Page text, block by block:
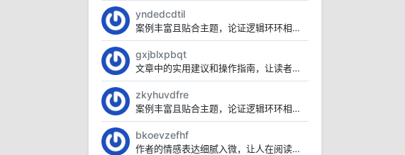
yndedcdtil
案例丰富且贴合主题，论证逻辑环环相扣。
gxjblxpbqt
文章中的实用建议和操作指南，让读者受益匪浅，值得珍藏。
zkyhuvdfre
案例丰富且贴合主题，论证逻辑环环相扣。
bkoevzefhf
作者的情感表达细腻入微，让人在阅读中找到了心灵的慰藉。